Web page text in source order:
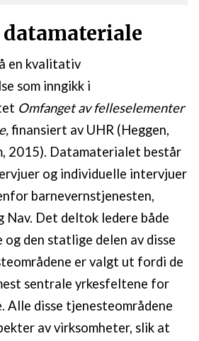
en kvalitativ
som inngikk i
Omfanget av felleselementer
finansiert av UHR (Heggen,
2015). Datamaterialet består
og individuelle intervjuer
barnevernstjenesten,
Nav. Det deltok ledere både
og den statlige delen av disse
er valgt ut fordi de
sentrale yrkesfeltene for
Alle disse tjenesteområdene
av virksomheter, slik at